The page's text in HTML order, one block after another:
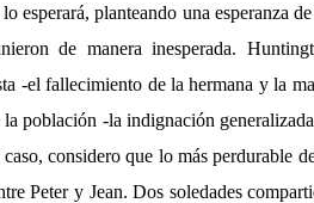
esperará, planteando una esperanza
de manera inesperada.
-el fallecimiento de la hermana y la
población -la indignación
considero que lo más perdurable
Peter y Jean. Dos soledades